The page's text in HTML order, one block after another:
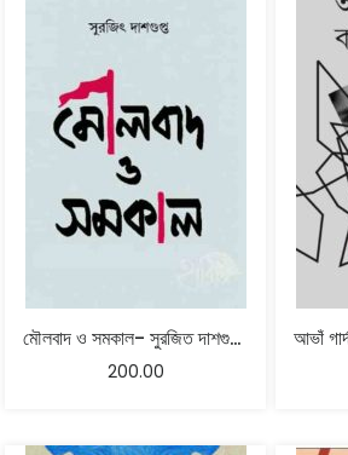
মৌলবাদ ও সমকাল- সুরজিত দাশগুপ্ত
200.00